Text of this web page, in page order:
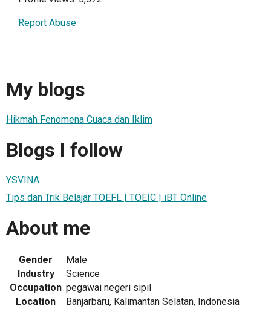
Report Abuse
My blogs
Hikmah Fenomena Cuaca dan Iklim
Blogs I follow
YSVINA
Tips dan Trik Belajar TOEFL | TOEIC | iBT Online
About me
Gender
Male
Industry
Science
Occupation pegawai negeri sipil
Location
Banjarbaru, Kalimantan Selatan, Indonesia